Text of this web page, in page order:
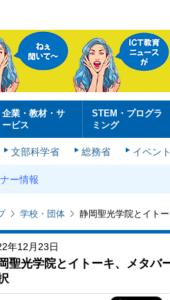
企業・教材・サ
ービス
STEM・プログラ
ミング
文部科学省 総務省 イベント
ー情報
学校・団体 静岡聖光学院とイト
年12月23日
聖光学院とイトーキ、メタバ